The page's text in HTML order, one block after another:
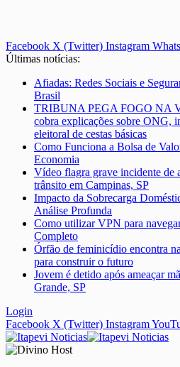
Facebook X (Twitter) Instagram
Últimas notícias:
Afiadas: Redes Sociais e
Brasil
TRIBUNA PEGA FOGO NA
cobra explicações sobre ONG,
eleitoral de cestas básicas
Como Funciona a Bolsa de
Economia
Vídeo flagra grave incidente de
trânsito em Campinas, SP
Impacto da Sobrecarga
Análise Profunda
Como utilizar VPN para
Completo
Órfão de feminicídio encontra
para construir o futuro
Jovem é detido após ameaçar
Grande, SP
Login
Facebook X (Twitter) Instagram